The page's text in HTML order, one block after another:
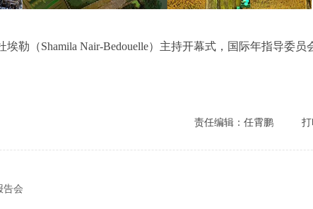
（Shamila Nair-Bedouelle）主持开幕式，国际年指导委员
打
责任编辑：任霄鹏
告会